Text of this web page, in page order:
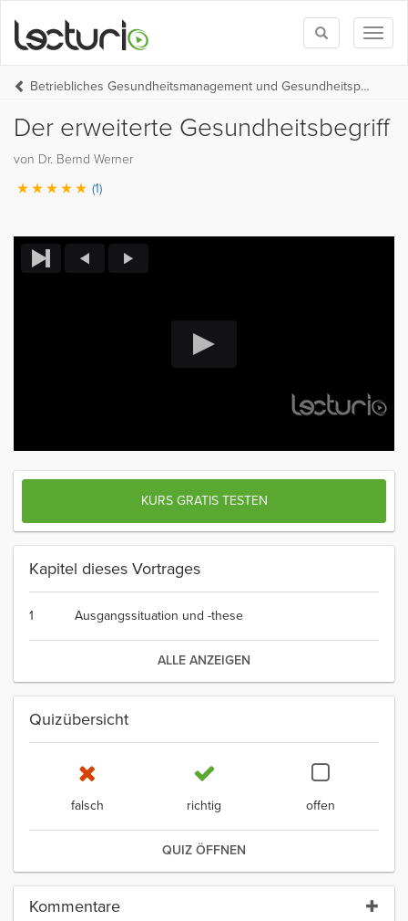
Toggle
search
Betriebliches Gesundheitsmanagement und Gesundheitspolitik
Der erweiterte Gesundheitsbegriff
von Dr. Bernd Werner
(1)
KURS GRATIS TESTEN
Kapitel dieses Vortrages
1 Ausgangssituation und -these
ALLE ANZEIGEN
Quizübersicht
falsch richtig offen
QUIZ ÖFFNEN
Kommentare